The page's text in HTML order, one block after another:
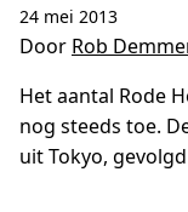
24 mei 2013
Door Rob
Het aantal Rode
nog steeds toe.
uit Tokyo,